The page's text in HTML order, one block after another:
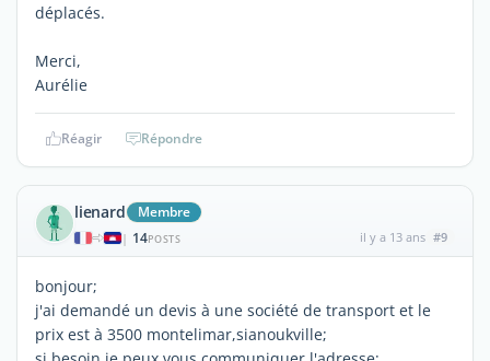
déplacés.
Merci,
Aurélie
Réagir Répondre
lienard Membre
| 14POSTS il y a 13 ans #9
bonjour;
j'ai demandé un devis à une société de transport et le
prix est à 3500 montelimar,sianoukville;